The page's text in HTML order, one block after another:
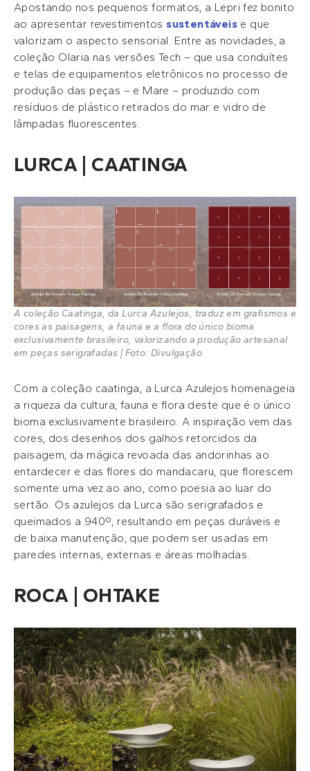
Apostando nos pequenos formatos, a Lepri fez bonito
ao apresentar revestimentos sustentáveis e que
valorizam o aspecto sensorial. Entre as novidades, a
coleção Olaria nas versões Tech – que usa conduítes
e telas de equipamentos eletrônicos no processo de
produção das peças – e Mare – produzido com
resíduos de plástico retirados do mar e vidro de
lâmpadas fluorescentes.
LURCA | CAATINGA
A coleção Caatinga, da Lurca Azulejos, traduz em grafismos e
cores as paisagens, a fauna e a flora do único bioma
exclusivamente brasileiro, valorizando a produção artesanal
em peças serigrafadas | Foto: Divulgação
Com a coleção caatinga, a Lurca Azulejos homenageia
a riqueza da cultura, fauna e flora deste que é o único
bioma exclusivamente brasileiro. A inspiração vem das
cores, dos desenhos dos galhos retorcidos da
paisagem, da mágica revoada das andorinhas ao
entardecer e das flores do mandacaru, que florescem
somente uma vez ao ano, como poesia ao luar do
sertão. Os azulejos da Lurca são serigrafados e
queimados a 940º, resultando em peças duráveis e
de baixa manutenção, que podem ser usadas em
paredes internas, externas e áreas molhadas.
ROCA | OHTAKE